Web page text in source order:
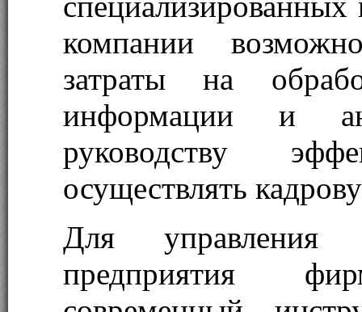
компании
затраты на
информации и
руководству
осуществлять
Для управления
предприятия